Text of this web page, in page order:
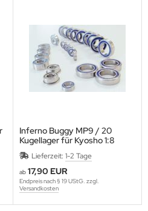
Inferno Buggy MP9 / 20
Kugellager für Kyosho 1:8
Lieferzeit: 1-2 Tage
ab 17,90 EUR
Endpreis nach § 19 UStG. zzgl.
Versandkosten